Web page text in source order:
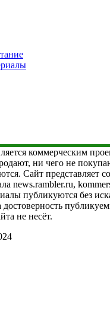
коммерческим
ни чего не
Сайт представляет
news.rambler.ru,
публикуются без
достоверность
не несёт.